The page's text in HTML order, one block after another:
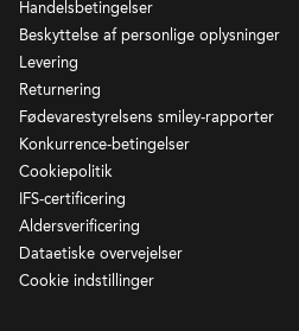
Handelsbetingelser
Beskyttelse af personlige oplysninger
Levering
Returnering
Fødevarestyrelsens smiley-rapporter
Konkurrence-betingelser
Cookiepolitik
IFS-certificering
Aldersverificering
Dataetiske overvejelser
Cookie indstillinger